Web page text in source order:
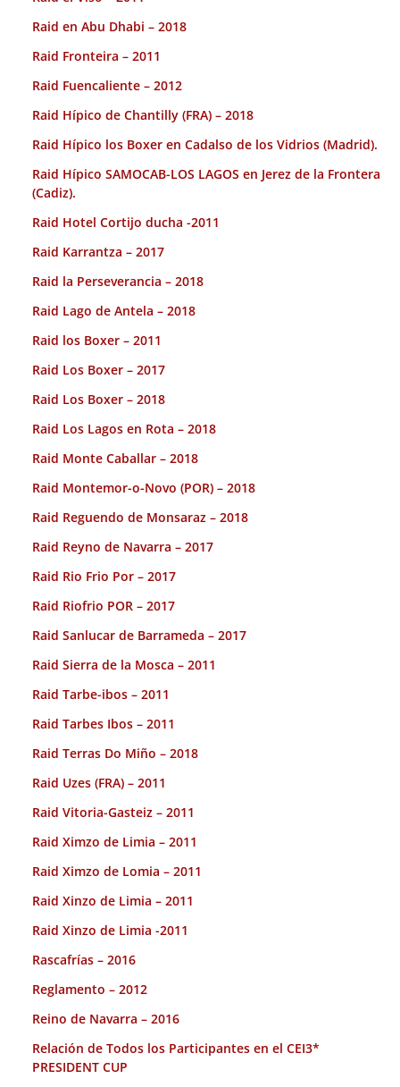
Raid en Abu Dhabi – 2018
Raid Fronteira – 2011
Raid Fuencaliente – 2012
Raid Hípico de Chantilly (FRA) – 2018
Raid Hípico los Boxer en Cadalso de los Vidrios (Madrid).
Raid Hípico SAMOCAB-LOS LAGOS en Jerez de la Frontera
(Cadiz).
Raid Hotel Cortijo ducha -2011
Raid Karrantza – 2017
Raid la Perseverancia – 2018
Raid Lago de Antela – 2018
Raid los Boxer – 2011
Raid Los Boxer – 2017
Raid Los Boxer – 2018
Raid Los Lagos en Rota – 2018
Raid Monte Caballar – 2018
Raid Montemor-o-Novo (POR) – 2018
Raid Reguendo de Monsaraz – 2018
Raid Reyno de Navarra – 2017
Raid Rio Frio Por – 2017
Raid Riofrio POR – 2017
Raid Sanlucar de Barrameda – 2017
Raid Sierra de la Mosca – 2011
Raid Tarbe-ibos – 2011
Raid Tarbes Ibos – 2011
Raid Terras Do Miño – 2018
Raid Uzes (FRA) – 2011
Raid Vitoria-Gasteiz – 2011
Raid Ximzo de Limia – 2011
Raid Ximzo de Lomia – 2011
Raid Xinzo de Limia – 2011
Raid Xinzo de Limia -2011
Rascafrías – 2016
Reglamento – 2012
Reino de Navarra – 2016
Relación de Todos los Participantes en el CEI3*
PRESIDENT CUP